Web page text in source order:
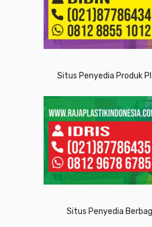
Situs Penyedia Produk
Situs Penyedia